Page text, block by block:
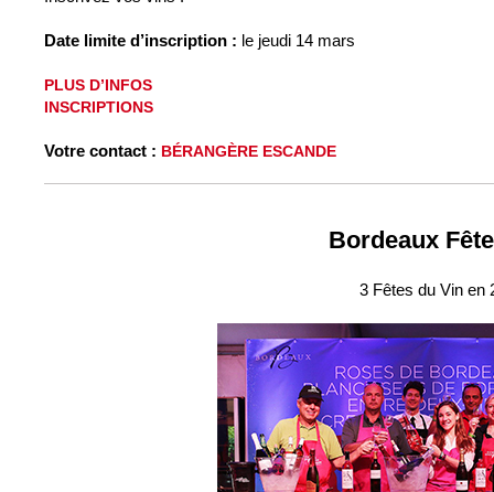
Date limite d’inscription : le jeudi 14 mars
PLUS D’INFOS
INSCRIPTIONS
Votre contact : BÉRANGÈRE ESCANDE
Bordeaux
3 Fêtes du Vin en